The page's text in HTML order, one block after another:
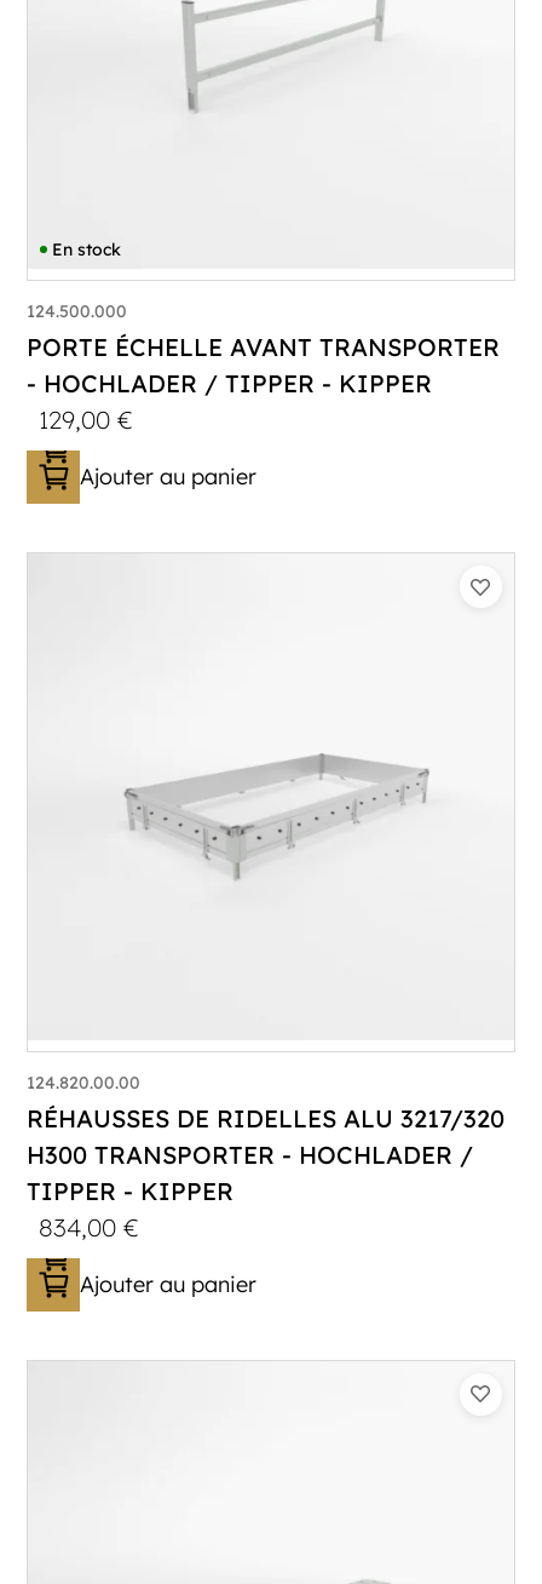
En stock
124.500.000
PORTE ÉCHELLE AVANT TRANSPORTER
- HOCHLADER / TIPPER - KIPPER
129,00€
Ajouter au panier
124.820.00.00
RÉHAUSSES DE RIDELLES ALU 3217/320
H300 TRANSPORTER - HOCHLADER /
TIPPER - KIPPER
834,00€
Ajouter au panier